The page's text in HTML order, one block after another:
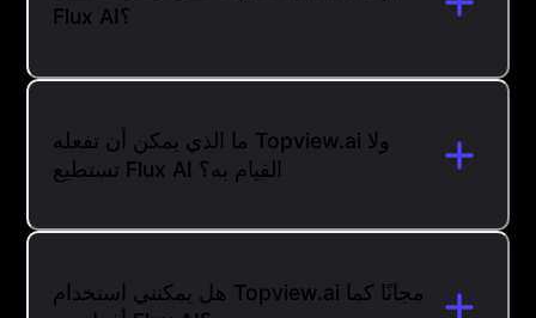
Flux AI؟
ما الذي يمكن أن تفعله Topview.ai ولا
تستطيع Flux AI القيام به؟
هل يمكنني استخدام Topview.ai مجانًا كما